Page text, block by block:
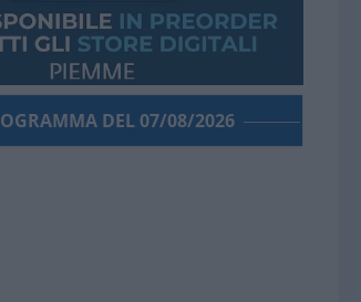
DEL 07/08/2026